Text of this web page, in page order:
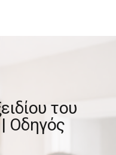
του
| Οδηγός